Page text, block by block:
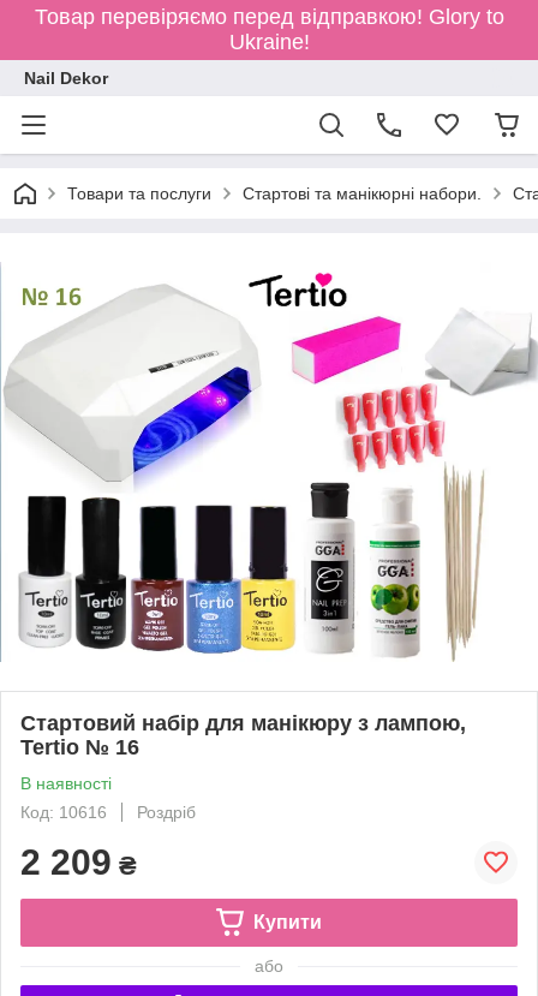
Товар перевіряємо перед відправкою! Glory to
Ukraine!
Nail Dekor
Товари та послуги Стартові та манікюрні набори.
Стартовий набір для манікюру з лампою,
Tertio № 16
В наявності
Код: 10616
Роздріб
2 209 ₴
Купити
або